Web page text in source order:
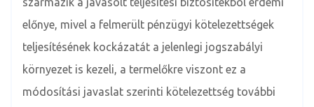
előnye, mivel a felmerült pénzügyi kötelezettségek
teljesítésének kockázatát a jelenlegi jogszabályi
környezet is kezeli, a termelőkre viszont ez a
módosítási javaslat szerinti kötelezettség további